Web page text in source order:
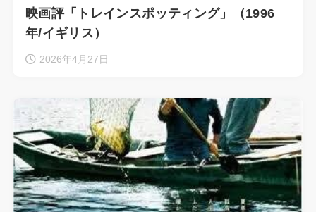
映画評「トレインスポッティング」（1996
年/イギリス）
2026年4月27日